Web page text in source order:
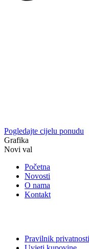
Pogledajte cijelu ponudu
Grafika
Novi val
Početna
Novosti
O nama
Kontakt
Pravilnik privatnosti